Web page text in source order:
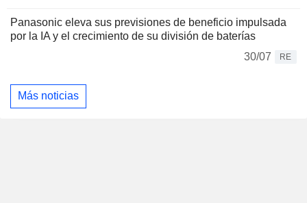
Panasonic eleva sus previsiones de beneficio impulsada
por la IA y el crecimiento de su división de baterías
30/07
RE
Más noticias